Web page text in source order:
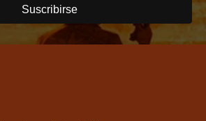
Suscribirse